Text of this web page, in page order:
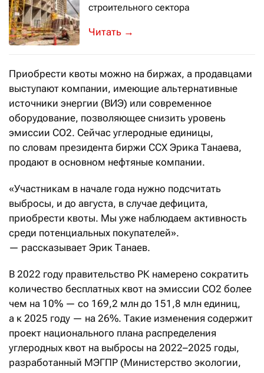
строительного сектора
Отрасль остаётся одной из самых
→
Приобрести квоты можно на биржах, а продавцами
выступают компании, имеющие альтернативные
источники энергии (ВИЭ) или современное
оборудование, позволяющее снизить уровень
эмиссии СО2. Сейчас углеродные единицы,
по словам президента биржи CCX Эрика Танаева,
продают в основном нефтяные компании.
«Участникам в начале года нужно подсчитать
выбросы, и до августа, в случае дефицита,
приобрести квоты. Мы уже наблюдаем активность
среди потенциальных покупателей».
— рассказывает Эрик Танаев.
В 2022 году правительство РК намерено сократить
количество бесплатных квот на эмиссии CO2 более
чем на 10% — со 169,2 млн до 151,8 млн единиц,
а к 2025 году — на 26%. Такие изменения содержит
проект национального плана распределения
углеродных квот на выбросы на 2022–2025 годы,
разработанный МЭГПР (Министерство экологии,